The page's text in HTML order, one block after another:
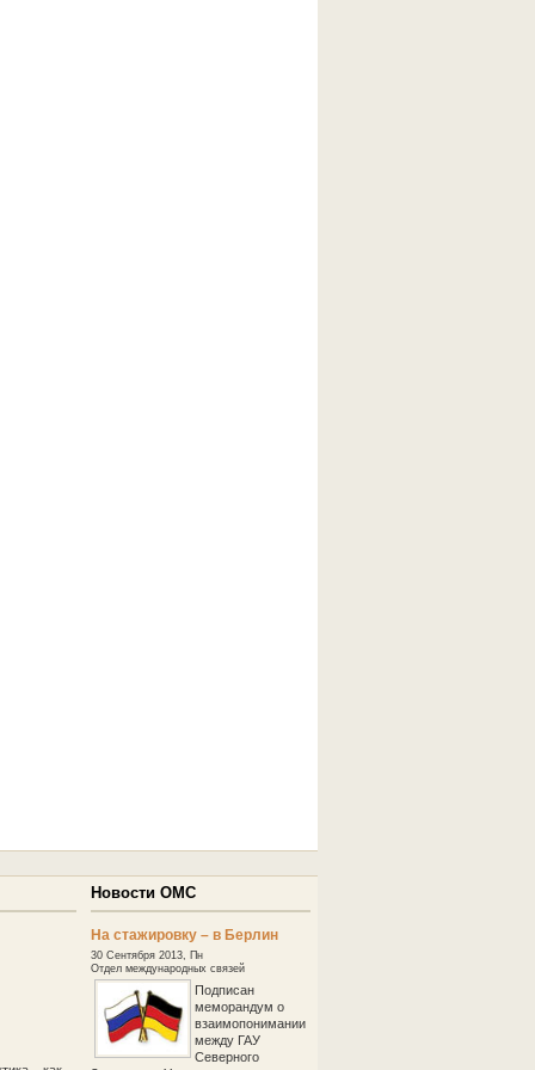
Новости ОМС
На стажировку – в Берлин
30 Сентября 2013, Пн
Отдел международных связей
Подписан
меморандум о
взаимопонимании
между ГАУ
Северного